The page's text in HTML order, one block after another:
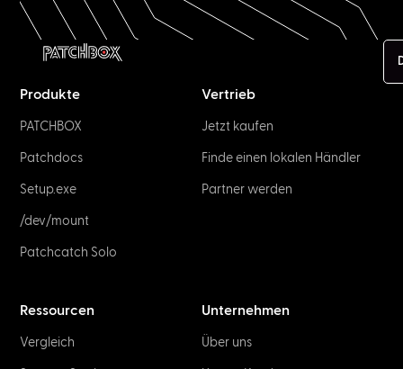
Produkte
PATCHBOX
Patchdocs
Setup.exe
/dev/mount
Patchcatch Solo
Vertrieb
Jetzt kaufen
Finde einen lokalen Händler
Partner werden
Ressourcen
Vergleich
Unternehmen
Über uns